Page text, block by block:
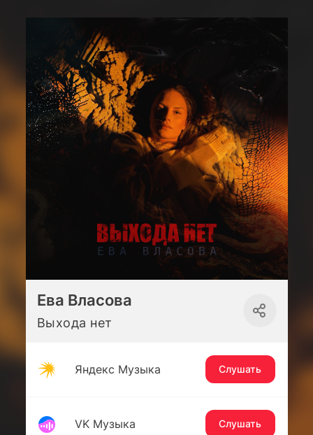
Ева Власова
Выхода нет
Яндекс Музыка Слушать
VK Музыка Слушать